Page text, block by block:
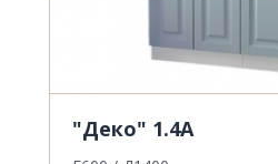
"Деко" 1.4А